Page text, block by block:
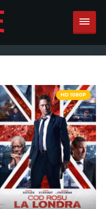
HD 1080P